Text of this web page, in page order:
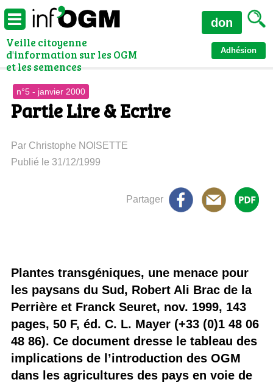
Veille citoyenne
d'information sur les OGM
et les semences
Adhésion
don
n°5 - janvier 2000
Partie Lire & Ecrire
Par Christophe NOISETTE
Publié le 31/12/1999
Partager
Plantes transgéniques, une menace pour
les paysans du Sud, Robert Ali Brac de la
Perrière et Franck Seuret, nov. 1999, 143
pages, 50 F, éd. C. L. Mayer (+33 (0)1 48 06
48 86). Ce document dresse le tableau des
implications de l’introduction des OGM
dans les agricultures des pays en voie de